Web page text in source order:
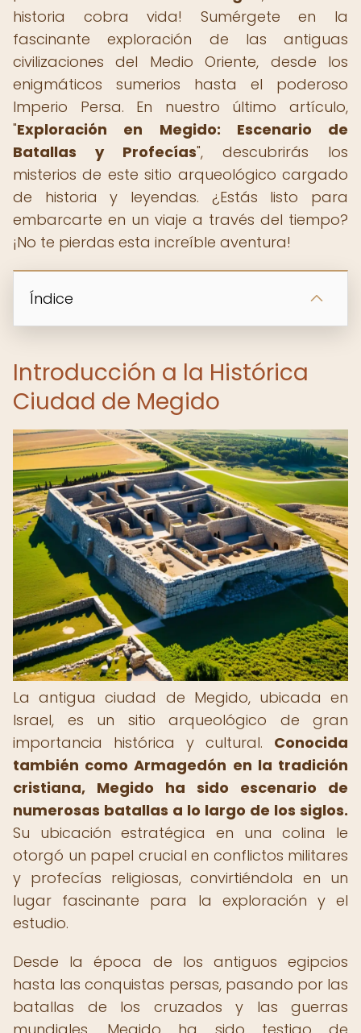
historia cobra vida! Sumérgete en la
fascinante exploración de las antiguas
civilizaciones del Medio Oriente, desde los
enigmáticos sumerios hasta el poderoso
Imperio Persa. En nuestro último artículo,
"Exploración en Megido: Escenario de
Batallas y Profecías", descubrirás los
misterios de este sitio arqueológico cargado
de historia y leyendas. ¿Estás listo para
embarcarte en un viaje a través del tiempo?
¡No te pierdas esta increíble aventura!
Índice
Introducción a la Histórica
Ciudad de Megido
La antigua ciudad de Megido, ubicada en
Israel, es un sitio arqueológico de gran
importancia histórica y cultural. Conocida
también como Armagedón en la tradición
cristiana, Megido ha sido escenario de
numerosas batallas a lo largo de los siglos.
Su ubicación estratégica en una colina le
otorgó un papel crucial en conflictos militares
y profecías religiosas, convirtiéndola en un
lugar fascinante para la exploración y el
estudio.
Desde la época de los antiguos egipcios
hasta las conquistas persas, pasando por las
batallas de los cruzados y las guerras